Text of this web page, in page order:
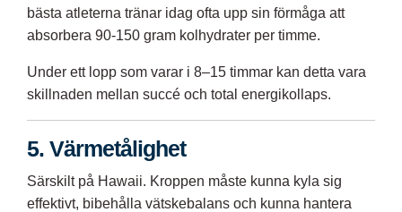
bästa atleterna tränar idag ofta upp sin förmåga att
absorbera 90-150 gram kolhydrater per timme.
Under ett lopp som varar i 8–15 timmar kan detta vara
skillnaden mellan succé och total energikollaps.
5. Värmetålighet
Särskilt på Hawaii. Kroppen måste kunna kyla sig
effektivt, bibehålla vätskebalans och kunna hantera